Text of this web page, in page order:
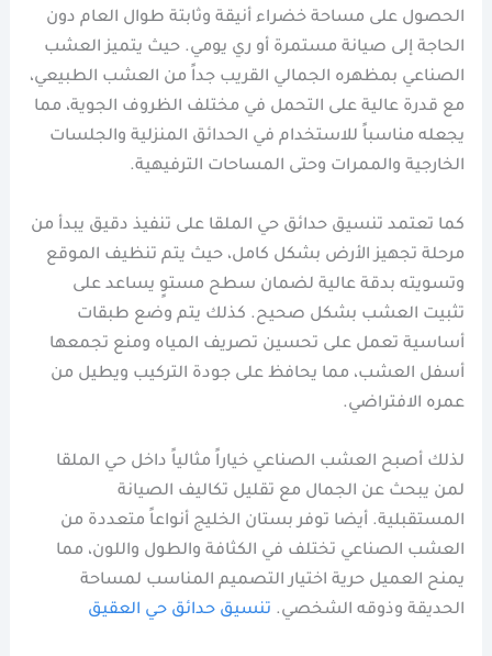
الحصول على مساحة خضراء أنيقة وثابتة طوال العام دون
الحاجة إلى صيانة مستمرة أو ري يومي. حيث يتميز العشب
الصناعي بمظهره الجمالي القريب جداً من العشب الطبيعي،
مع قدرة عالية على التحمل في مختلف الظروف الجوية، مما
يجعله مناسباً للاستخدام في الحدائق المنزلية والجلسات
الخارجية والممرات وحتى المساحات الترفيهية.
كما تعتمد تنسيق حدائق حي الملقا على تنفيذ دقيق يبدأ من
مرحلة تجهيز الأرض بشكل كامل، حيث يتم تنظيف الموقع
وتسويته بدقة عالية لضمان سطح مستوٍ يساعد على
تثبيت العشب بشكل صحيح. كذلك يتم وضع طبقات
أساسية تعمل على تحسين تصريف المياه ومنع تجمعها
أسفل العشب، مما يحافظ على جودة التركيب ويطيل من
عمره الافتراضي.
لذلك أصبح العشب الصناعي خياراً مثالياً داخل حي الملقا
لمن يبحث عن الجمال مع تقليل تكاليف الصيانة
المستقبلية. أيضا توفر بستان الخليج أنواعاً متعددة من
العشب الصناعي تختلف في الكثافة والطول واللون، مما
يمنح العميل حرية اختيار التصميم المناسب لمساحة
الحديقة وذوقه الشخصي. تنسيق حدائق حي العقيق